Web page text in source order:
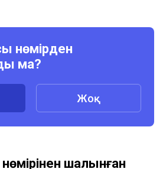
нөмірден
ма?
Жоқ
шалынған